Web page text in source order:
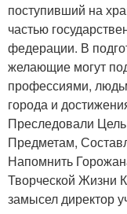
поступивший на
частью
федерации. В
желающие могут
профессиями,
города и
Преследовали
Предметам,
Напомнить
Творческой Жизни
замысел директор